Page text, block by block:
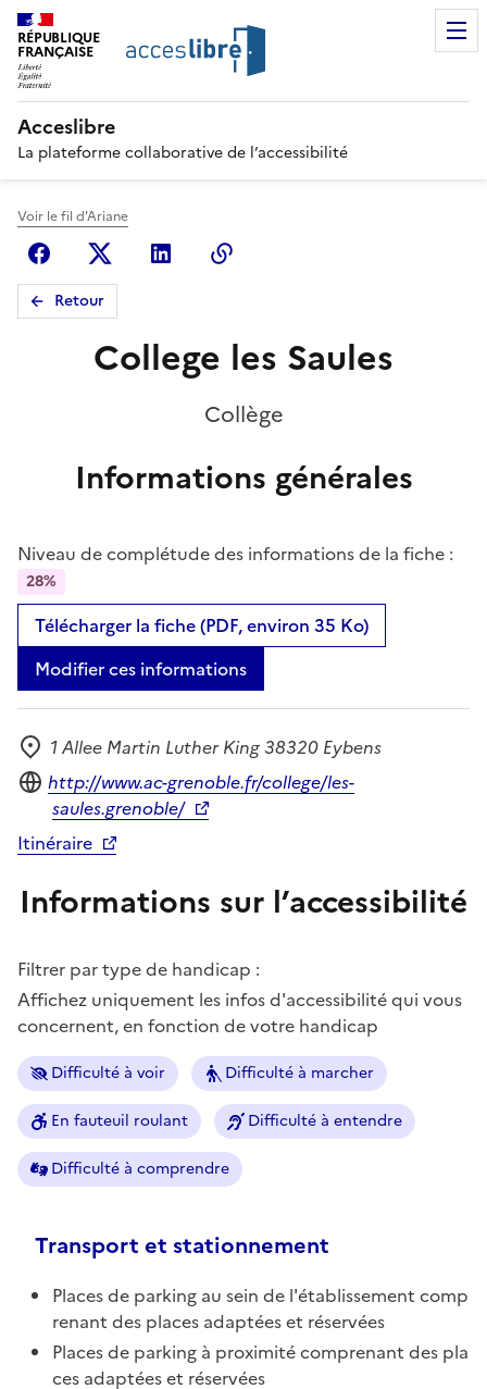
RÉPUBLIQUE
FRANÇAISE
Acceslibre
La plateforme collaborative de l’accessibilité
Voir le fil d'Ariane
FacebookX (anciennement Twitter)
Linkedin
Retour
College les Saules
Collège
Informations générales
Niveau de complétude des informations de la fiche :
28%
Télécharger la fiche (PDF, environ 35 Ko)
Modifier ces informations
Adresse
1 Allee Martin Luther King 38320 Eybens
Site internet
http://www.ac-grenoble.fr/college/les-
saules.grenoble/
Itinéraire
Informations sur l’accessibilité
Filtrer par type de handicap :
Affichez uniquement les infos d'accessibilité qui vous
concernent, en fonction de votre handicap
Difficulté à voir Difficulté à marcher
En fauteuil roulant Difficulté à entendre
Difficulté à comprendre
Transport et stationnement
Places de parking au sein de l'établissement comp
renant des places adaptées et réservées
Places de parking à proximité comprenant des pla
ces adaptées et réservées